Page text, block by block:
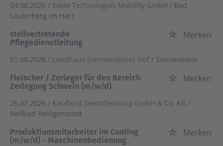
04.08.2026 / Exide Technologies Mobility GmbH / Bad
Lauterberg im Harz
stellvertretende
Pflegedienstleitung
Merken
01.08.2026 / Landhaus Sonnensteiner Hof / Sonnenstein
Fleischer / Zerleger für den Bereich
Zerlegung Schwein (m/w/d)
Merken
26.07.2026 / Kaufland Dienstleistung GmbH & Co. KG /
Heilbad Heiligenstadt
Produktionsmitarbeiter im Coating
(m/w/d) - Maschinenbedienung
Merken